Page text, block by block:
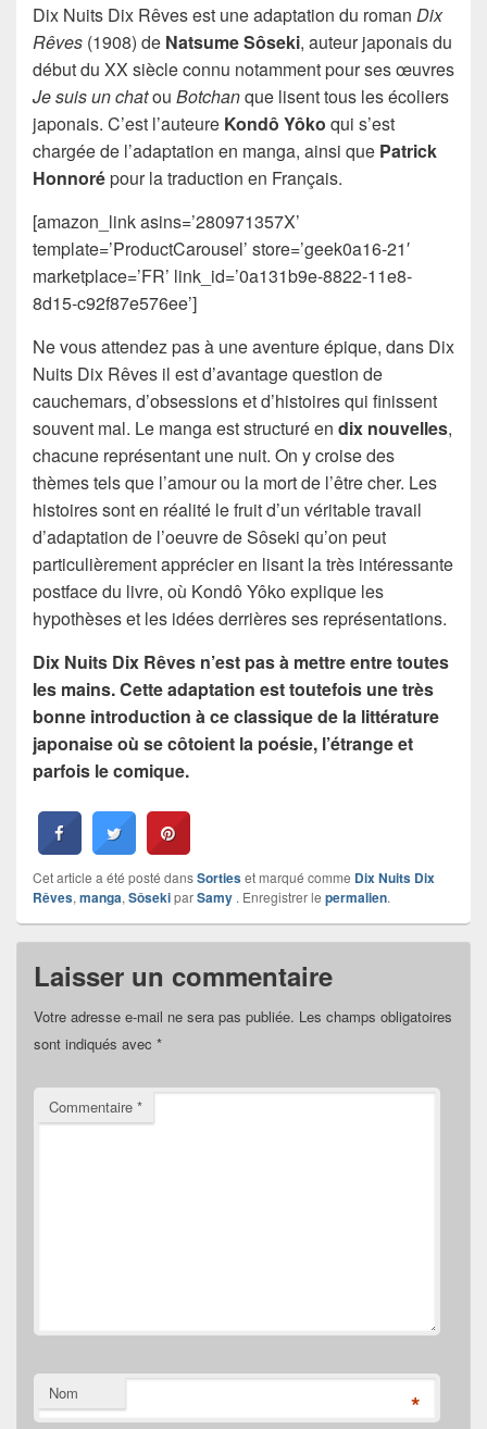
Dix Nuits Dix Rêves est une adaptation du roman Dix
Rêves (1908) de Natsume Sôseki, auteur japonais du
début du XX siècle connu notamment pour ses œuvres
Je suis un chatou Botchanque lisent tous les écoliers
japonais. C’est l’auteure Kondô Yôko qui s’est
chargée de l’adaptation en manga, ainsi que Patrick
Honnorépour la traduction en Français.
[amazon_link asins=’280971357X’
template=’ProductCarousel’ store=’geek0a16-21′
marketplace=’FR’ link_id=’0a131b9e-8822-11e8-
8d15-c92f87e576ee’]
Ne vous attendez pas à une aventure épique, dans Dix
Nuits Dix Rêves il est d’avantage question de
cauchemars, d’obsessions et d’histoires qui finissent
souvent mal. Le manga est structuré en dix nouvelles,
chacune représentant une nuit. On y croise des
thèmes tels que l’amour ou la mort de l’être cher. Les
histoires sont en réalité le fruit d’un véritable travail
d’adaptation de l’oeuvre de Sôseki qu’on peut
particulièrement apprécier en lisant la très intéressante
postface du livre, où Kondô Yôko explique les
hypothèses et les idées derrières ses représentations.
Dix Nuits Dix Rêves n’est pas à mettre entre toutes
les mains. Cette adaptation est toutefois une très
bonne introduction à ce classique de la littérature
japonaise où se côtoient la poésie, l’étrange et
parfois le comique.
Cet article a été posté dansSortieset marqué comme Dix Nuits Dix
Rêves, manga, SôsekiparSamy . Enregistrer le permalien.
Laisser un commentaire
Votre adresse e-mail ne sera pas publiée. Les champs obligatoires
sont indiqués avec *
Commentaire *
Nom *